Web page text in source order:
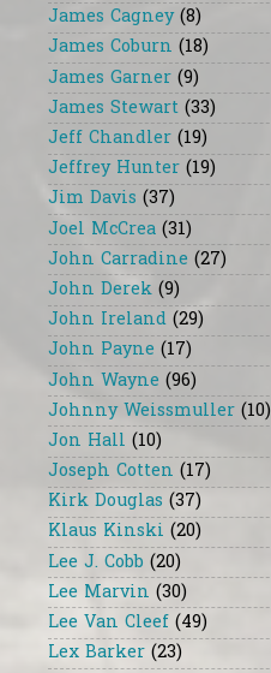
James Cagney (8)
James Coburn (18)
James Garner (9)
James Stewart (33)
Jeff Chandler (19)
Jeffrey Hunter (19)
Jim Davis (37)
Joel McCrea (31)
John Carradine (27)
John Derek (9)
John Ireland (29)
John Payne (17)
John Wayne (96)
Johnny Weissmuller (10)
Jon Hall (10)
Joseph Cotten (17)
Kirk Douglas (37)
Klaus Kinski (20)
Lee J. Cobb (20)
Lee Marvin (30)
Lee Van Cleef (49)
Lex Barker (23)